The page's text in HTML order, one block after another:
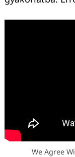
We Agree